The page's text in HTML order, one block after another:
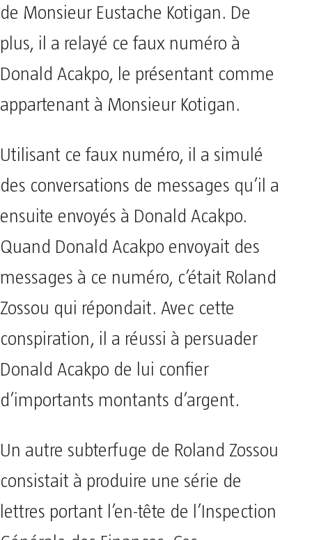
de Monsieur Eustache Kotigan. De
plus, il a relayé ce faux numéro à
Donald Acakpo, le présentant comme
appartenant à Monsieur Kotigan.
Utilisant ce faux numéro, il a simulé
des conversations de messages qu’il a
ensuite envoyés à Donald Acakpo.
Quand Donald Acakpo envoyait des
messages à ce numéro, c’était Roland
Zossou qui répondait. Avec cette
conspiration, il a réussi à persuader
Donald Acakpo de lui confier
d’importants montants d’argent.
Un autre subterfuge de Roland Zossou
consistait à produire une série de
lettres portant l’en-tête de l’Inspection